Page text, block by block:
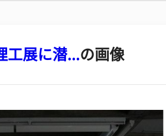
工展に潜...の画像